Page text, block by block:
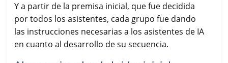
Y a partir de la premisa inicial, que fue decidida
por todos los asistentes, cada grupo fue dando
las instrucciones necesarias a los asistentes de IA
en cuanto al desarrollo de su secuencia.